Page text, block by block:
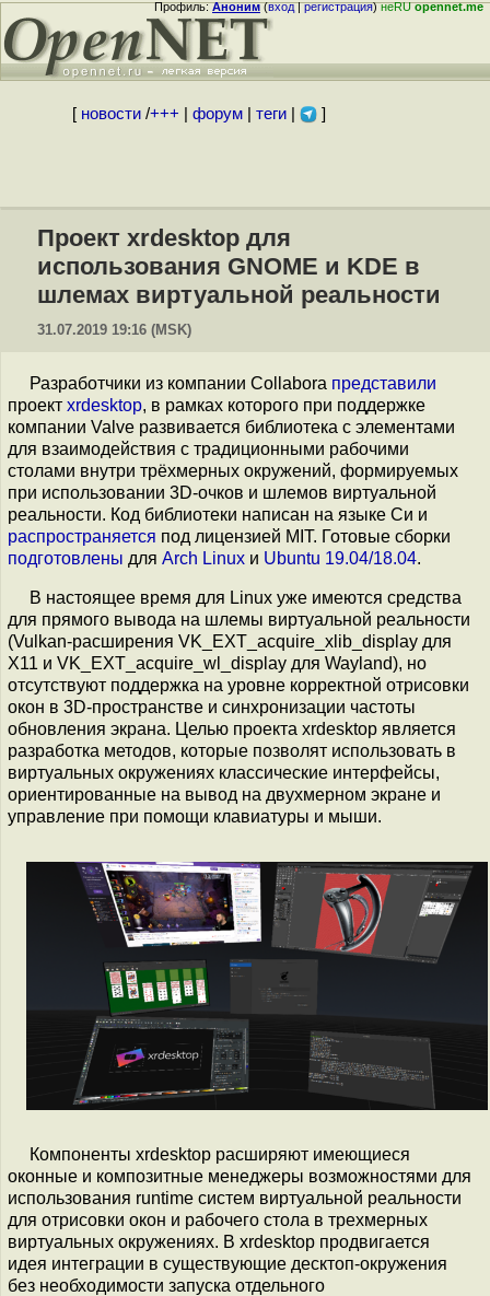
Профиль:Аноним(вход|регистрация)неRUopennet.me
[ новости/+++ форум| теги| ]
Проект xrdesktop для
использования GNOME и KDE в
шлемах виртуальной реальности
31.07.2019 19:16 (MSK)
Разработчики из компании Collabora представили
проект xrdesktop, в рамках которого при поддержке
компании Valve развивается библиотека с элементами
для взаимодействия с традиционными рабочими
столами внутри трёхмерных окружений, формируемых
при использовании 3D-очков и шлемов виртуальной
реальности. Код библиотеки написан на языке Си и
распространяется под лицензией MIT. Готовые сборки
подготовлены для Arch Linux и Ubuntu 19.04/18.04.
В настоящее время для Linux уже имеются средства
для прямого вывода на шлемы виртуальной реальности
(Vulkan-расширения VK_EXT_acquire_xlib_display для
X11 и VK_EXT_acquire_wl_display для Wayland), но
отсутствуют поддержка на уровне корректной отрисовки
окон в 3D-пространстве и синхронизации частоты
обновления экрана. Целью проекта xrdesktop является
разработка методов, которые позволят использовать в
виртуальных окружениях классические интерфейсы,
ориентированные на вывод на двухмерном экране и
управление при помощи клавиатуры и мыши.
Компоненты xrdesktop расширяют имеющиеся
оконные и композитные менеджеры возможностями для
использования runtime систем виртуальной реальности
для отрисовки окон и рабочего стола в трехмерных
виртуальных окружениях. В xrdesktop продвигается
идея интеграции в существующие десктоп-окружения
без необходимости запуска отдельного